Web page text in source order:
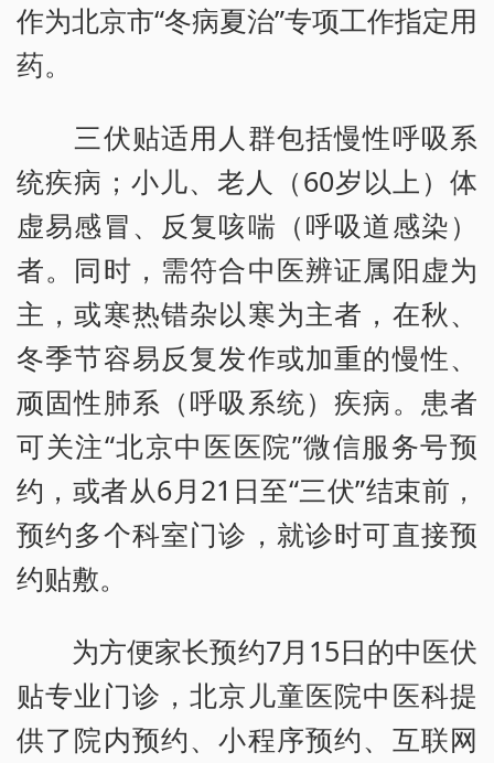
作为北京市“冬病夏治”专项工作指定用
药。
三伏贴适用人群包括慢性呼吸系
统疾病；小儿、老人（60岁以上）体
虚易感冒、反复咳喘（呼吸道感染）
者。同时，需符合中医辨证属阳虚为
主，或寒热错杂以寒为主者，在秋、
冬季节容易反复发作或加重的慢性、
顽固性肺系（呼吸系统）疾病。患者
可关注“北京中医医院”微信服务号预
约，或者从6月21日至“三伏”结束前，
预约多个科室门诊，就诊时可直接预
约贴敷。
为方便家长预约7月15日的中医伏
贴专业门诊，北京儿童医院中医科提
供了院内预约、小程序预约、互联网